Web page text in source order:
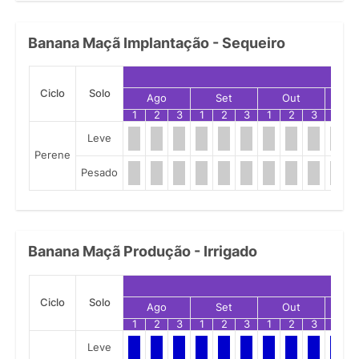
Banana Maçã Implantação - Sequeiro
Ciclo Solo Ago Set Out
1
2 3 1 2 3 1 2 3
Perene
Leve
Pesado
Banana Maçã Produção - Irrigado
Ciclo Solo Ago Set Out
1
2 3 1 2 3 1 2 3
Leve